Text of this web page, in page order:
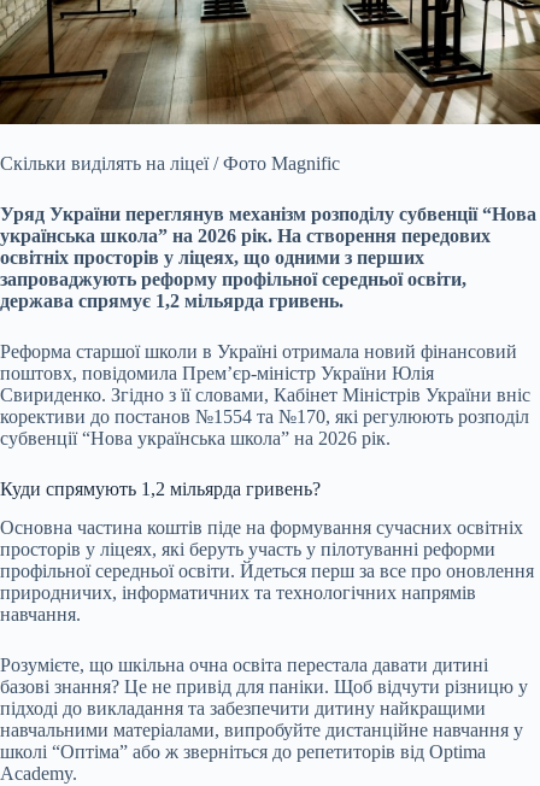
Скільки виділять на ліцеї / Фото Magnific
Уряд України переглянув механізм розподілу субвенції “Нова
українська школа” на 2026 рік. На створення передових
освітніх просторів у ліцеях, що одними з перших
запроваджують реформу профільної середньої освіти,
держава спрямує 1,2 мільярда гривень.
Реформа старшої школи в Україні отримала новий фінансовий
поштовх, повідомила Прем’єр-міністр України Юлія
Свириденко. Згідно з її словами, Кабінет Міністрів України вніс
корективи до постанов №1554 та №170, які регулюють розподіл
субвенції “Нова українська школа” на 2026 рік.
Куди спрямують 1,2 мільярда гривень?
Основна частина коштів піде на формування сучасних освітніх
просторів у ліцеях, які беруть участь у пілотуванні реформи
профільної середньої освіти. Йдеться перш за все про оновлення
природничих, інформатичних та технологічних напрямів
навчання.
Розумієте, що шкільна очна освіта перестала давати дитині
базові знання? Це не привід для паніки. Щоб відчути різницю у
підході до викладання та забезпечити дитину найкращими
навчальними матеріалами, випробуйте дистанційне навчання у
школі “Оптіма” або ж зверніться до репетиторів від Optima
Academy.